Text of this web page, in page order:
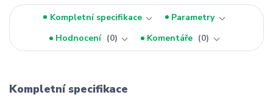
Kompletní specifikace
Parametry
Hodnocení
0 Komentáře 0
Kompletní specifikace